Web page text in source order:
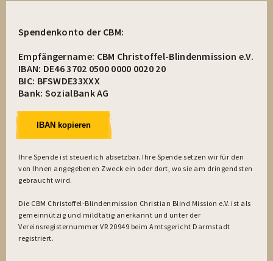
Spendenkonto der CBM:
Empfängername: CBM Christoffel-Blindenmission e.V.
IBAN: DE46 3702 0500 0000 0020 20
BIC: BFSWDE33XXX
Bank: SozialBank AG
IBAN kopieren
Ihre Spende ist steuerlich absetzbar. Ihre Spende setzen wir für den
von Ihnen angegebenen Zweck ein oder dort, wo sie am dringendsten
gebraucht wird.
Die CBM Christoffel-Blindenmission Christian Blind Mission e.V. ist als
gemeinnützig und mildtätig anerkannt und unter der
Vereinsregisternummer VR 20949 beim Amtsgericht Darmstadt
registriert.